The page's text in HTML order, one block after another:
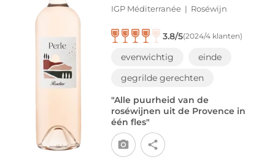
IGP Méditerranée | Roséwijn
3.8/5(2024/4 klanten)
evenwichtig
einde
gegrilde gerechten
"Alle puurheid van de
roséwijnen uit de Provence in
één fles"